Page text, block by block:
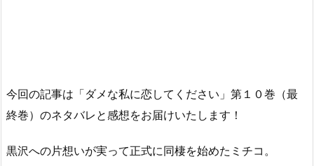
今回の記事は「ダメな私に恋してください」第１０巻（最
終巻）のネタバレと感想をお届けいたします！
黒沢への片想いが実って正式に同棲を始めたミチコ。